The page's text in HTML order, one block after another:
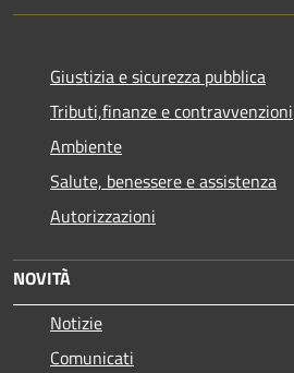
Giustizia e sicurezza pubblica
Tributi,finanze e contravvenzioni
Ambiente
Salute, benessere e assistenza
Autorizzazioni
NOVITÀ
Notizie
Comunicati